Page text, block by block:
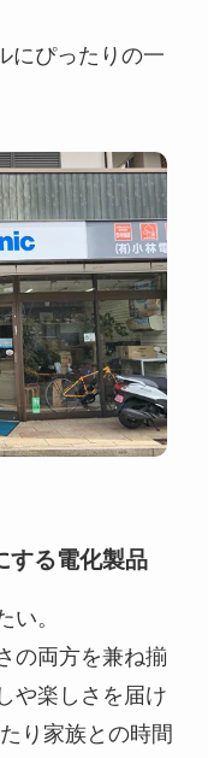
にぴったりの一
する電化製品
い。
の両方を兼ね揃
や楽しさを届け
り家族との時間